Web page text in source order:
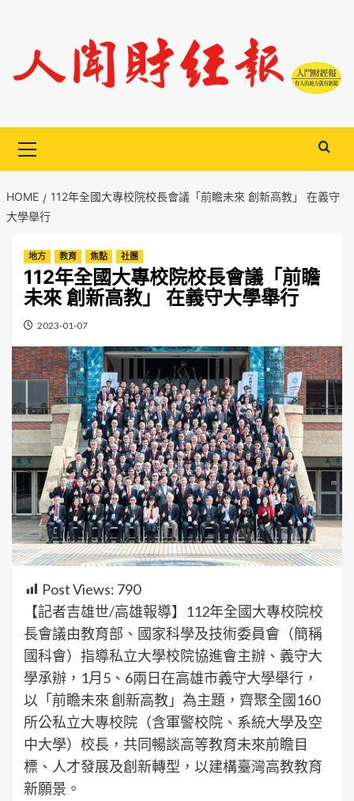
content
Menu
HOME
112年全國大專校院校長會議「前瞻未來 創新高教」 在義守
大學舉行
地方 教育 焦點 社團
112年全國大專校院校長會議「前瞻
未來 創新高教」 在義守大學舉行
2023-01-07
Post Views: 790
【記者吉雄世/高雄報導】112年全國大專校院校
長會議由教育部、國家科學及技術委員會（簡稱
國科會）指導私立大學校院協進會主辦、義守大
學承辦，1月5、6兩日在高雄市義守大學舉行，
以「前瞻未來 創新高教」為主題，齊聚全國160
所公私立大專校院（含軍警校院、系統大學及空
中大學）校長，共同暢談高等教育未來前瞻目
標、人才發展及創新轉型，以建構臺灣高教教育
新願景。